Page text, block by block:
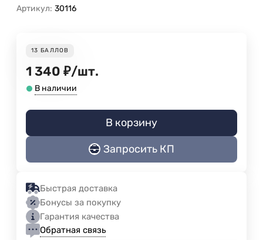
Артикул: 30116
13 БАЛЛОВ
1 340 ₽/шт.
В наличии
В корзину
Запросить КП
Быстрая доставка
Бонусы за покупку
Гарантия качества
Обратная связь